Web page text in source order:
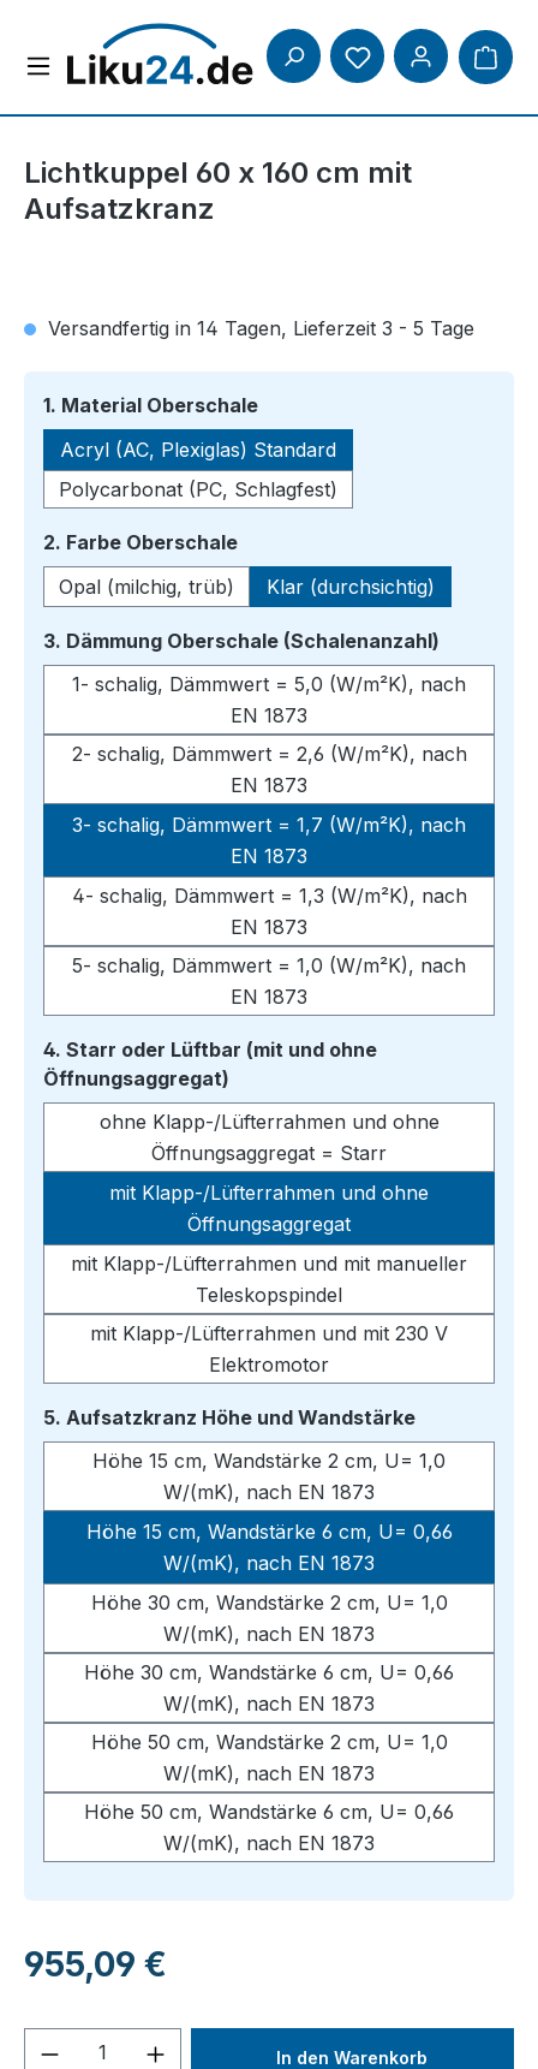
Zum Hauptinhalt springen
Lichtkuppel 60 x 160 cm mit
Aufsatzkranz
Versandfertig in 14 Tagen, Lieferzeit 3 - 5 Tage
1. Material Oberschaleauswählen
Acryl (AC, Plexiglas) Standard
Polycarbonat (PC, Schlagfest)
2. Farbe Oberschaleauswählen
Opal (milchig, trüb)
Klar (durchsichtig)
3. Dämmung Oberschale (Schalenanzahl)
1- schalig, Dämmwert = 5,0 (W/m²K), nach
EN 1873
2- schalig, Dämmwert = 2,6 (W/m²K), nach
EN 1873
3- schalig, Dämmwert = 1,7 (W/m²K), nach
EN 1873
4- schalig, Dämmwert = 1,3 (W/m²K), nach
EN 1873
5- schalig, Dämmwert = 1,0 (W/m²K), nach
EN 1873
4. Starr oder Lüftbar (mit und ohne
Öffnungsaggregat)
ohne Klapp-/Lüfterrahmen und ohne
Öffnungsaggregat = Starr
mit Klapp-/Lüfterrahmen und ohne
Öffnungsaggregat
mit Klapp-/Lüfterrahmen und mit manueller
Teleskopspindel
mit Klapp-/Lüfterrahmen und mit 230 V
Elektromotor
5. Aufsatzkranz Höhe und Wandstärkeauswählen
Höhe 15 cm, Wandstärke 2 cm, U= 1,0
W/(mK), nach EN 1873
Höhe 15 cm, Wandstärke 6 cm, U= 0,66
W/(mK), nach EN 1873
Höhe 30 cm, Wandstärke 2 cm, U= 1,0
W/(mK), nach EN 1873
Höhe 30 cm, Wandstärke 6 cm, U= 0,66
W/(mK), nach EN 1873
Höhe 50 cm, Wandstärke 2 cm, U= 1,0
W/(mK), nach EN 1873
Höhe 50 cm, Wandstärke 6 cm, U= 0,66
W/(mK), nach EN 1873
Regulärer Preis:
955,09 €
Produkt Anzahl: Gib denIn den Warenkorb